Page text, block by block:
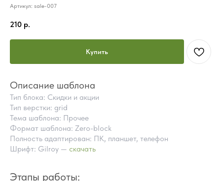
Артикул: sale-007
210 р.
Купить
Описание шаблона
Тип блока: Скидки и акции
Тип верстки: grid
Тема шаблона: Прочее
Формат шаблона: Zero-block
Полность адаптирован: ПК, планшет, телефон
Шрифт: Gilroy — скачать
Этапы работы:
ПОЧЕМУ СТОИТ КУПИТЬ
ВМЕСТО ЗАКАЗА